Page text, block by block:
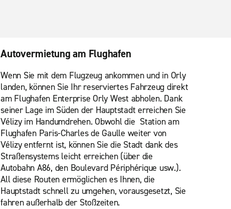
Autovermietung am Flughafen
Wenn Sie mit dem Flugzeug ankommen und in Orly
landen, können Sie Ihr reserviertes Fahrzeug direkt
am Flughafen Enterprise Orly West abholen. Dank
seiner Lage im Süden der Hauptstadt erreichen Sie
Vélizy im Handumdrehen. Obwohl die Station am
Flughafen Paris-Charles de Gaulle weiter von
Vélizy entfernt ist, können Sie die Stadt dank des
Straßensystems leicht erreichen (über die
Autobahn A86, den Boulevard Périphérique usw.).
All diese Routen ermöglichen es Ihnen, die
Hauptstadt schnell zu umgehen, vorausgesetzt, Sie
fahren außerhalb der Stoßzeiten.